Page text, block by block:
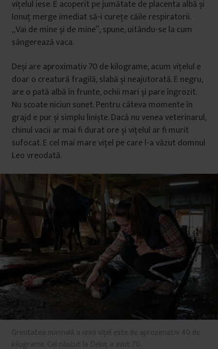
vițelul iese. E acoperit pe jumătate de placenta albă și
Ionuț merge imediat să-i curețe căile respiratorii.
„Vai de mine și de mine”, spune, uitându-se la cum
sângerează vaca.
Deși are aproximativ 70 de kilograme, acum vițelul e
doar o creatură fragilă, slabă și neajutorată. E negru,
are o pată albă în frunte, ochii mari și pare îngrozit.
Nu scoate niciun sunet. Pentru câteva momente în
grajd e pur și simplu liniște. Dacă nu venea veterinarul,
chinul vacii ar mai fi durat ore și vițelul ar fi murit
sufocat. E cel mai mare vițel pe care l-a văzut domnul
Leo vreodată.
Greutatea normală a unui vițel este de aproximativ 40 de
kilograme. Cel născut la Deluț a avut 70.